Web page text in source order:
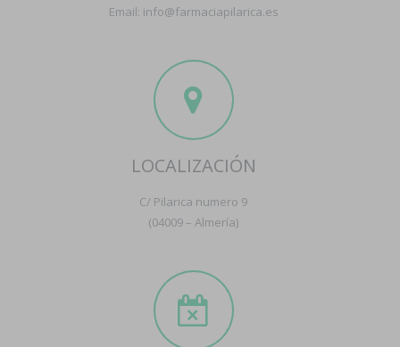
Email: info@farmaciapilarica.es
LOCALIZACIÓN
C/ Pilarica numero 9
(04009 – Almería)